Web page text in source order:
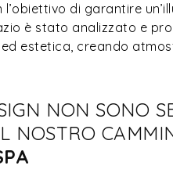
di garantire
è stato analizzato e
estetica, creando
NON SONO
NOSTRO